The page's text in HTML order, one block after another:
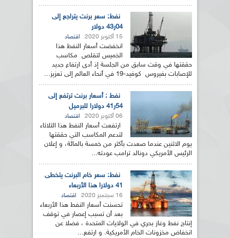
نفط: سعر برنت يتراجع إلى
04ر43 دولار
15 أكتوبر 2020 اقتصاد
انخفضت أسعار النفط هذا
الخميس لتقلص مكاسب
حققتها في وقت سابق من الجلسة إذ أدى ارتفاع جديد
للإصابات بفيروس كوفيد-19 في أنحاء العالم إلى تعزيز...
نفط : أسعار برنت ترتفع إلى
54ر41 دولارا للبرميل
06 أكتوبر 2020 اقتصاد
ارتفعت أسعار النفط هذا الثلاثاء
لتدعم المكاسب التي حققتها
يوم الاثنين عندما صعدت بأكثر من خمسة بالمائة، و إعلان
الرئيس الأمريكي دونالد ترامب عودته...
نفط: سعر خام البرنت يتخطى
41 دولارا هذا الأربعاء
16 سبتمبر 2020 اقتصاد
تحسنت أسعار النفط هذا الأربعاء
بعد أن تسبب إعصار في توقف
إنتاج نفط وغاز بحري في الولايات المتحدة ، فضلا عن
انخفاض مخزونات الخام الأمريكية. و ارتفع...